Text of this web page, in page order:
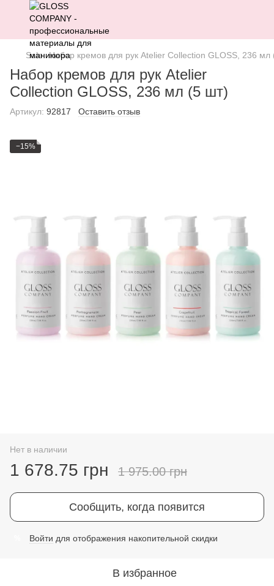
Sale Набор кремов для рук Atelier Collection GLOSS, 236 мл
Набор кремов для рук Atelier
Collection GLOSS, 236 мл (5 шт)
Артикул: 92817 Оставить отзыв
−15%
Нет в наличии
1 678.75 грн 1 975.00 грн
Сообщить, когда появится
Войти для отображения накопительной скидки
В избранное